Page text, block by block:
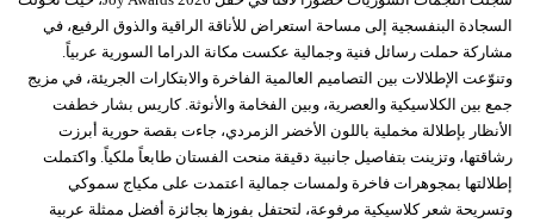
السجادة البنفسجية إلى مساحة استعراض للأناقة الراقية والذوق الرفيع، في
مشاركة حملت رسائل فنية وجمالية عكست مكانة الدراما السورية عربياً.
وتنوّعت الإطلالات بين التصاميم العالمية الفاخرة والابتكارات الجريئة، في مزيج
جمع بين الكلاسيكية والعصرية، وبين الفخامة والأنوثة. كاريس بشار خطفت
الأنظار بإطلالة مخملية باللون الأخضر الزمردي، جاءت بقصة حورية أبرزت
رشاقتها، وتزينت بتفاصيل جانبية دقيقة منحت الفستان طابعاً ملكياً. واكتملت
إطلالتها بمجوهرات فاخرة ولمسات جمالية اعتمدت على مكياج سموكي
وتسريحة شعر كلاسيكية مرفوعة، لتحتفل بفوزها بجائزة أفضل ممثلة عربية